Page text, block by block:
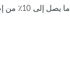
ما يصل إلى 10٪ من إضافية لكل غرفة تراكم